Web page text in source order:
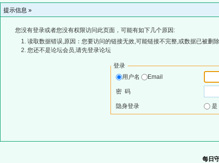
提示信息 »
您没有登录或者您没有权限访问此页面，可能有如下几个原因:
读取数据错误,原因：您要访问的链接无效,可能链接不完整,或数据已被删
您还不是论坛会员,请先登录论坛
登录
用户名
Email
密 码
隐身登录
每日